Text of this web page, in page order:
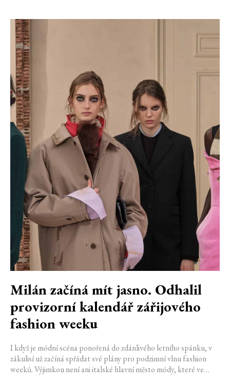
Milán začíná mít jasno. Odhalil
provizorní kalendář zářijového
fashion weeku
I když je módní scéna ponořená do zdánlivého letního spánku, v
zákulisí už začíná spřádat své plány pro podzimní vlnu fashion
weeků. Výjimkou není ani italské hlavní město módy, které ve